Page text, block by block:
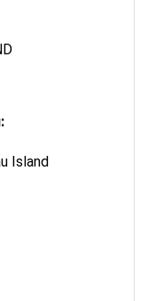
Island